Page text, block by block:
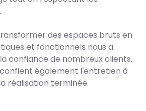
des espaces bruts en
et fonctionnels nous a
confiance de nombreux clients.
également l'entretien à
réalisation terminée.